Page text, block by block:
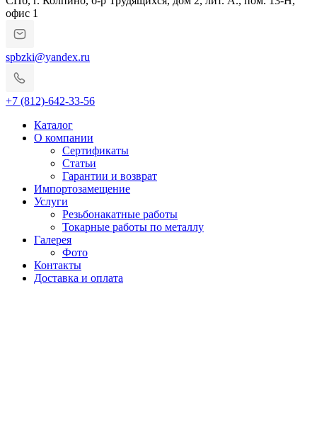
офис 1
spbzki@yandex.ru
+7 (812)-642-33-56
Каталог
О компании
Сертификаты
Статьи
Гарантии и возврат
Импортозамещение
Услуги
Резьбонакатные работы
Токарные работы по металлу
Галерея
Фото
Контакты
Доставка и оплата